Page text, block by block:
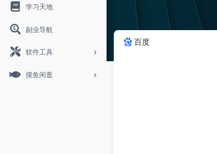
学习天地
副业导航
软件工具
摸鱼闲逛
百度